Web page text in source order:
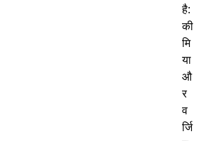
है:
की
मि
या
औ
र
व
र्जि